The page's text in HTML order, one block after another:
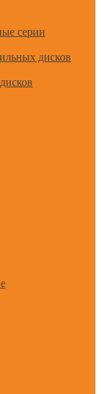
серии
дисков